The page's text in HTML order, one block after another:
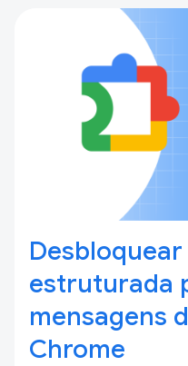
estruturada
mensagens
Chrome